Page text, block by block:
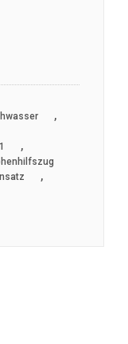
,
,
,